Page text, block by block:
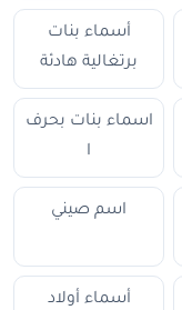
أسماء بنات
برتغالية هادئة
اسماء بنات بحرف
ا
اسم صيني
أسماء أولاد